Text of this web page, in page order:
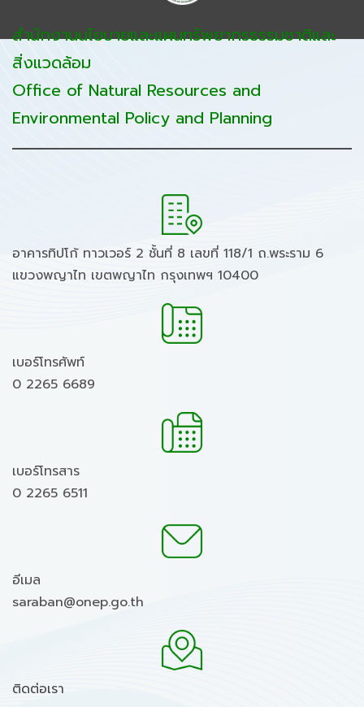
สำนักงานนโยบายและแผนทรัพยากรธรรมชาติและ
สิ่งแวดล้อม
Office of Natural Resources and
Environmental Policy and Planning
อาคารทิปโก้ ทาวเวอร์ 2 ชั้นที่ 8 เลขที่ 118/1 ถ.พระราม 6
แขวงพญาไท เขตพญาไท กรุงเทพฯ 10400
เบอร์โทรศัพท์
0 2265 6689
เบอร์โทรสาร
0 2265 6511
อีเมล
saraban@onep.go.th
ติดต่อเรา